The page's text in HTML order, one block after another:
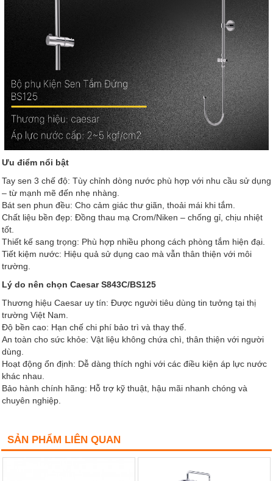
Ưu điểm nổi bật
Tay sen 3 chế độ: Tùy chỉnh dòng nước phù hợp với nhu cầu sử dụng
– từ mạnh mẽ đến nhẹ nhàng.
Bát sen phun đều: Cho cảm giác thư giãn, thoải mái khi tắm.
Chất liệu bền đẹp: Đồng thau mạ Crom/Niken – chống gỉ, chịu nhiệt
tốt.
Thiết kế sang trọng: Phù hợp nhiều phong cách phòng tắm hiện đại.
Tiết kiệm nước: Hiệu quả sử dụng cao mà vẫn thân thiện với môi
trường.
Lý do nên chọn Caesar S843C/BS125
Thương hiệu Caesar uy tín: Được người tiêu dùng tin tưởng tại thị
trường Việt Nam.
Độ bền cao: Hạn chế chi phí bảo trì và thay thế.
An toàn cho sức khỏe: Vật liệu không chứa chì, thân thiện với người
dùng.
Hoạt động ổn định: Dễ dàng thích nghi với các điều kiện áp lực nước
khác nhau.
Bảo hành chính hãng: Hỗ trợ kỹ thuật, hậu mãi nhanh chóng và
chuyên nghiệp.
SẢN PHẨM LIÊN QUAN